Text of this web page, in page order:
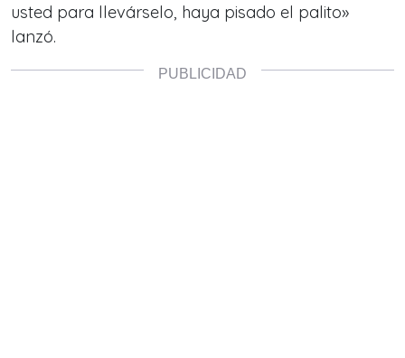
usted para llevárselo, haya pisado el palito»
lanzó.